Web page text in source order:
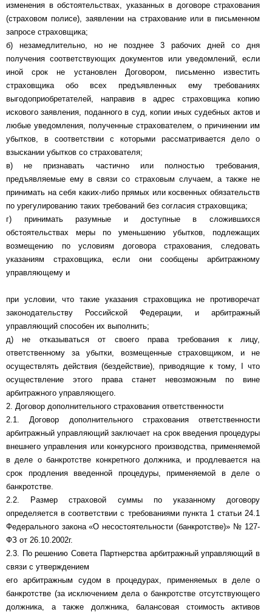
изменения в обстоятельствах, указанных в договоре страхования
(страховом полисе), заявлении на страхование или в письменном
запросе страховщика;
б) незамедлительно, но не позднее 3 рабочих дней со дня
получения соответствующих документов или уведомлений, если
иной срок не установлен Договором, письменно известить
страховщика обо всех предъявленных ему требованиях
выгодоприобретателей, направив в адрес страховщика копию
искового заявления, поданного в суд, копии иных судебных актов и
любые уведомления, полученные страхователем, о причинении им
убытков, в соответствии с которыми рассматривается дело о
взыскании убытков со страхователя;
в) не признавать частично или полностью требования,
предъявляемые ему в связи со страховым случаем, а также не
принимать на себя каких-либо прямых или косвенных обязательств
по урегулированию таких требований без согласия страховщика;
г) принимать разумные и доступные в сложившихся
обстоятельствах меры по уменьшению убытков, подлежащих
возмещению по условиям договора страхования, следовать
указаниям страховщика, если они сообщены арбитражному
управляющему и
при условии, что такие указания страховщика не противоречат
законодательству Российской Федерации, и арбитражный
управляющий способен их выполнить;
д) не отказываться от своего права требования к лицу,
ответственному за убытки, возмещенные страховщиком, и не
осуществлять действия (бездействие), приводящие к тому, I что
осуществление этого права станет невозможным по вине
арбитражного управляющего.
2. Договор дополнительного страхования ответственности
2.1. Договор дополнительного страхования ответственности
арбитражный управляющий заключает на срок введения процедуры
внешнего управления или конкурсного производства, применяемой
в деле о банкротстве конкретного должника, и продлевается на
срок продления введенной процедуры, применяемой в деле о
банкротстве.
2.2. Размер страховой суммы по указанному договору
определяется в соответствии с требованиями пункта 1 статьи 24.1
Федерального закона «О несостоятельности (банкротстве)» № 127-
ФЗ от 26.10.2002г.
2.3. По решению Совета Партнерства арбитражный управляющий в
связи с утверждением
его арбитражным судом в процедурах, применяемых в деле о
банкротстве (за исключением дела о банкротстве отсутствующего
должника, а также должника, балансовая стоимость активов